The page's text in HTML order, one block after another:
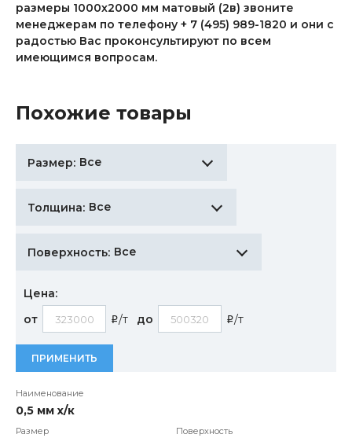
размеры 1000х2000 мм матовый (2в) звоните
менеджерам по телефону + 7 (495) 989-1820 и они с
радостью Вас проконсультируют по всем
имеющимся вопросам.
Похожие товары
Размер: Все
Толщина: Все
Поверхность: Все
Цена:
от
i/т до i/т
ПРИМЕНИТЬ
0,5 мм х/к